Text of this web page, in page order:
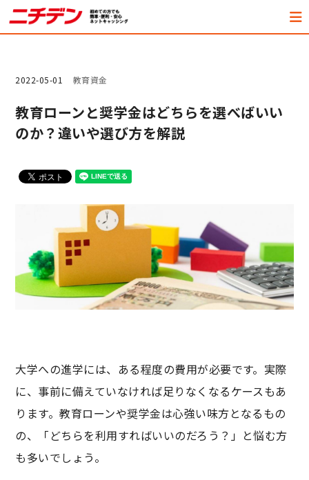
2022-05-01 教育資金
教育ローンと奨学金はどちらを選べばいい
のか？違いや選び方を解説
大学への進学には、ある程度の費用が必要です。実際
に、事前に備えていなければ足りなくなるケースもあ
ります。教育ローンや奨学金は心強い味方となるもの
の、「どちらを利用すればいいのだろう？」と悩む方
も多いでしょう。